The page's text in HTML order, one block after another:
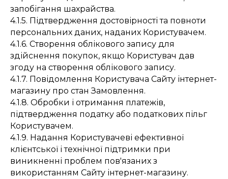
запобігання шахрайства.
4.1.5. Підтвердження достовірності та повноти
персональних даних, наданих Користувачем.
4.1.6. Створення облікового запису для
здійснення покупок, якщо Користувач дав
згоду на створення облікового запису.
4.1.7. Повідомлення Користувача Сайту інтернет-
магазину про стан Замовлення.
4.1.8. Обробки і отримання платежів,
підтвердження податку або податкових пільг
Користувачем.
4.1.9. Надання Користувачеві ефективної
клієнтської і технічної підтримки при
виникненні проблем пов'язаних з
використанням Сайту інтернет-магазину.